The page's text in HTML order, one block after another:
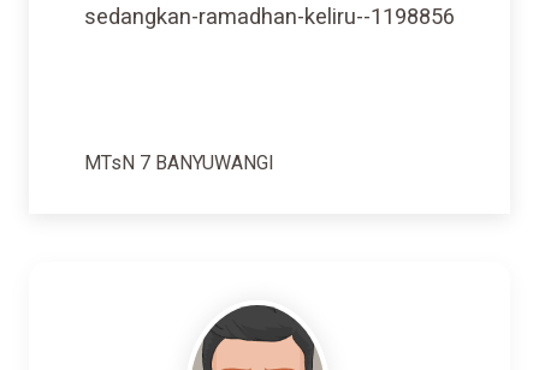
sedangkan-ramadhan-keliru--1198856
MTsN 7 BANYUWANGI